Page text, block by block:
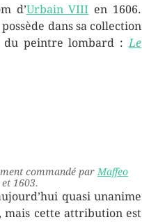
d’Urbain VIII en 1606.
dans sa collection
du peintre lombard :Le
commandé par Maffeo
1603.
quasi unanime
mais cette attribution est